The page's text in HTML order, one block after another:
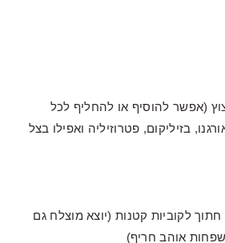
(אפשר להוסיף או להחליף לכל
בזיליקום, פטרוזיליה ואפילו בצל
לקוביות קטנות (יוצא מוצלח גם
שפחות אוהב חריף)